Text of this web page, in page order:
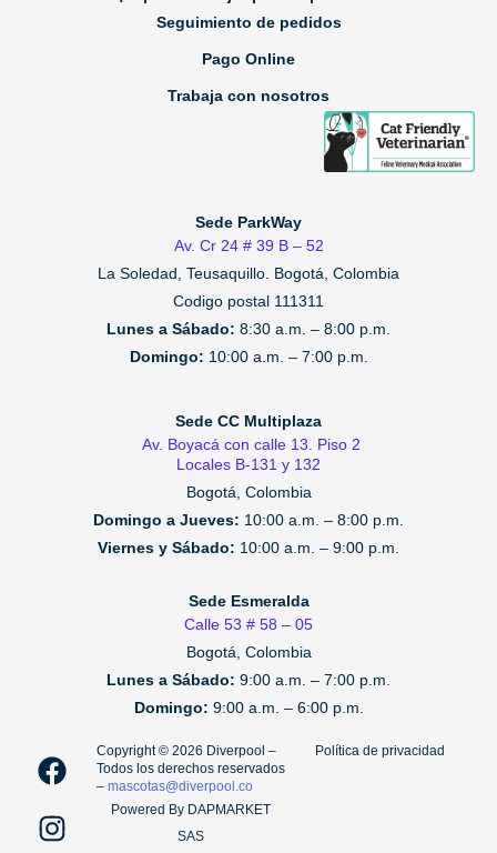
Seguimiento de pedidos
Pago Online
Trabaja con nosotros
Sede ParkWay
Av. Cr 24 # 39 B – 52
La Soledad, Teusaquillo. Bogotá, Colombia
Codigo postal 111311
Lunes a Sábado: 8:30 a.m. – 8:00 p.m.
Domingo: 10:00 a.m. – 7:00 p.m.
Sede CC Multiplaza
Av. Boyacá con calle 13. Piso 2
Locales B-131 y 132
Bogotá, Colombia
Domingo a Jueves: 10:00 a.m. – 8:00 p.m.
Viernes y Sábado: 10:00 a.m. – 9:00 p.m.
Sede Esmeralda
Calle 53 # 58 – 05
Bogotá, Colombia
Lunes a Sábado: 9:00 a.m. – 7:00 p.m.
Domingo: 9:00 a.m. – 6:00 p.m.
F
a
c
e
I
n
s
t
T
i
k
t
Copyright ©️ 2026 Diverpool –
Todos los derechos reservados
–mascotas@diverpool.co
Powered By DAPMARKET
SAS
Política de privacidad